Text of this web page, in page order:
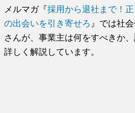
メルマガ『採用から退社まで！
の出会いを引き寄せろ 』では社
さんが、事業主は何をすべきか
詳しく解説しています。